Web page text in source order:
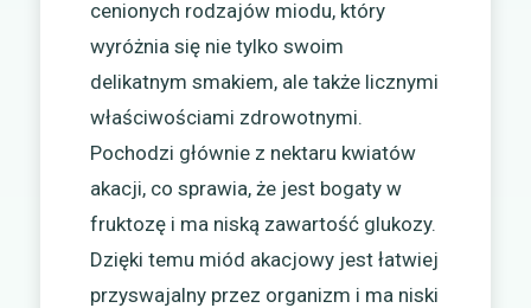
cenionych rodzajów miodu, który
wyróżnia się nie tylko swoim
delikatnym smakiem, ale także licznymi
właściwościami zdrowotnymi.
Pochodzi głównie z nektaru kwiatów
akacji, co sprawia, że jest bogaty w
fruktozę i ma niską zawartość glukozy.
Dzięki temu miód akacjowy jest łatwiej
przyswajalny przez organizm i ma niski